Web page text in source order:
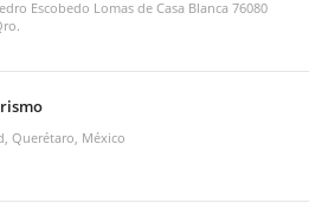
Escobedo Lomas de Casa Blanca 76080
Querétaro, México